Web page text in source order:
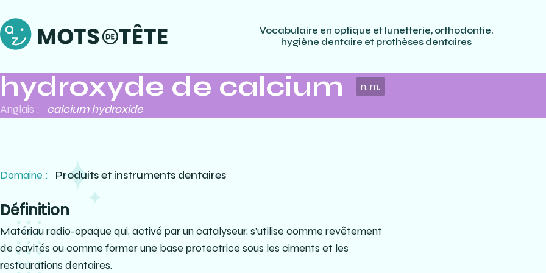
Vocabulaire en optique et lunetterie, orthodontie,
hygiène dentaire et prothèses dentaires
hydroxyde de calcium n. m.
Anglais : calcium hydroxide
Domaine : Produits et instruments dentaires
Définition
Matériau radio-opaque qui, activé par un catalyseur, s’utilise comme revêtement
de cavités ou comme former une base protectrice sous les ciments et les
restaurations dentaires.